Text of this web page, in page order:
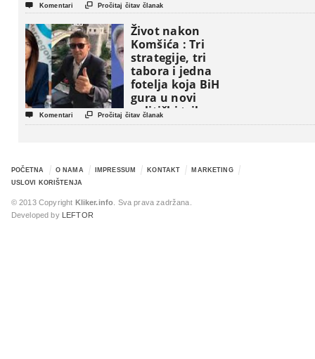
 Komentari  Pročitaj čitav članak
Život nakon
Komšića : Tri
strategije, tri
tabora i jedna
fotelja koja BiH
gura u novi
politički triler
 Komentari  Pročitaj čitav članak
POČETNA O NAMA IMPRESSUM KONTAKT
MARKETING
USLOVI KORIŠTENJA
© 2013 Copyright Kliker.info . Sva prava zadržana.
Developed by
LEFTOR